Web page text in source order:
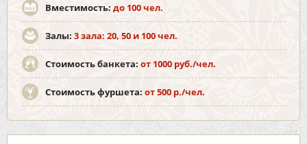
Вместимость: до 100 чел.
Залы: 3 зала: 20, 50 и 100 чел.
Стоимость банкета: от 1000 руб./чел.
Стоимость фуршета: от 500 р./чел.